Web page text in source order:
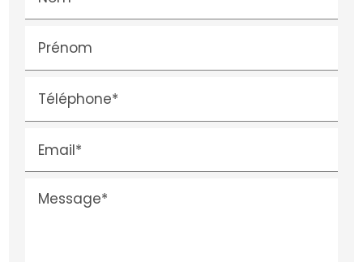
Prénom
Téléphone*
Email*
Message*